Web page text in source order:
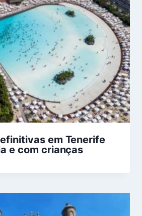
em Tenerife
e com crianças